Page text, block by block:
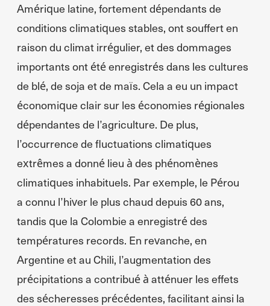
Amérique latine, fortement dépendants de
conditions climatiques stables, ont souffert en
raison du climat irrégulier, et des dommages
importants ont été enregistrés dans les cultures
de blé, de soja et de maïs. Cela a eu un impact
économique clair sur les économies régionales
dépendantes de l’agriculture. De plus,
l’occurrence de fluctuations climatiques
extrêmes a donné lieu à des phénomènes
climatiques inhabituels. Par exemple, le Pérou
a connu l’hiver le plus chaud depuis 60 ans,
tandis que la Colombie a enregistré des
températures records. En revanche, en
Argentine et au Chili, l’augmentation des
précipitations a contribué à atténuer les effets
des sécheresses précédentes, facilitant ainsi la